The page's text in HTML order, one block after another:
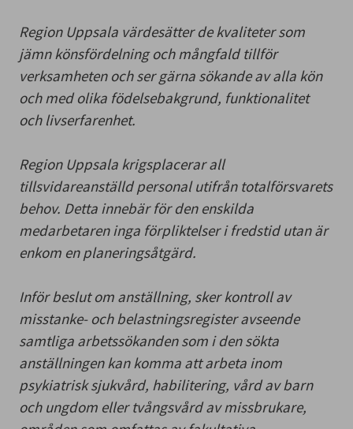
Region Uppsala värdesätter de kvaliteter som
jämn könsfördelning och mångfald tillför
verksamheten och ser gärna sökande av alla kön
och med olika födelsebakgrund, funktionalitet
och livserfarenhet.
Region Uppsala krigsplacerar all
tillsvidareanställd personal utifrån totalförsvarets
behov. Detta innebär för den enskilda
medarbetaren inga förpliktelser i fredstid utan är
enkom en planeringsåtgärd.
Inför beslut om anställning, sker kontroll av
misstanke- och belastningsregister avseende
samtliga arbetssökanden som i den sökta
anställningen kan komma att arbeta inom
psykiatrisk sjukvård, habilitering, vård av barn
och ungdom eller tvångsvård av missbrukare,